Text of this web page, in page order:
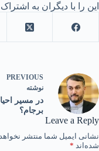
این را با دیگران به
PREVIOUS
نوشته
در مسیر
برجام؟
Leave a Reply
نشانی ایمیل شما منتشر
شده‌اند *